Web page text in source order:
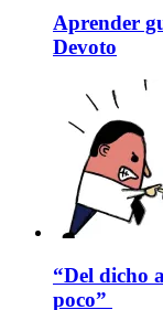
Aprender
Devoto
“Del dicho
poco”